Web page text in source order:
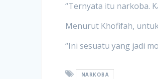
“Ternyata itu narkoba.
Menurut Khofifah,
“Ini sesuatu yang jadi
NARKOBA